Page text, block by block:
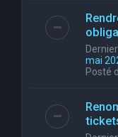
mai
Posté